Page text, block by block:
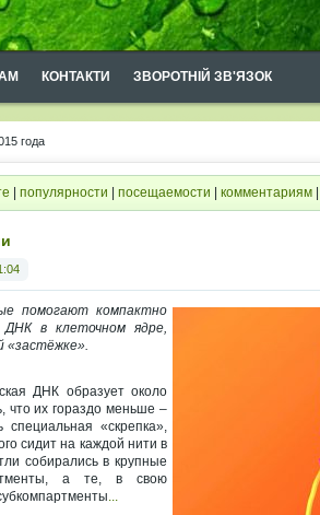
КОНТАКТИ ЗВОРОТНІЙ ЗВ'ЯЗОК
года
популярности посещаемости комментариям
помогают компактно
ДНК в клеточном ядре,
«застёжке».
ДНК образует около
что их гораздо меньше –
«скрепка»,
сидит на каждой нити в
собирались в крупные
а те, в свою
...